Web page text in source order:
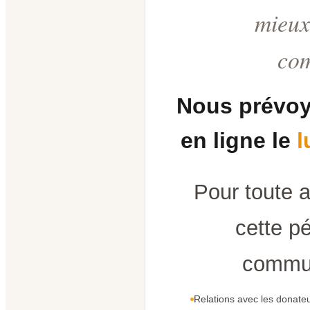
Nous
en ligne le
Pour toute
cette
Relations avec les